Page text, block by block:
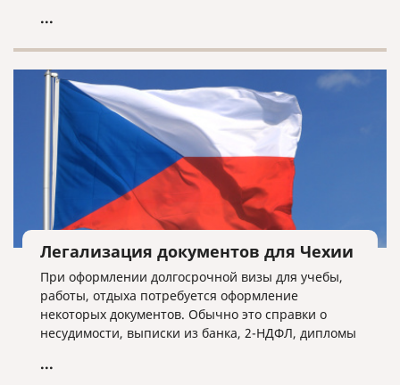
соблюдает оформление оригинала, считая, что это
ФИО, подпись и т.д.). При профессиональном
переводе такие ошибки недопустимы!
...
Легализация документов для Чехии
При оформлении долгосрочной визы для учебы,
работы, отдыха потребуется оформление
некоторых документов. Обычно это справки о
несудимости, выписки из банка, 2-НДФЛ, дипломы
...